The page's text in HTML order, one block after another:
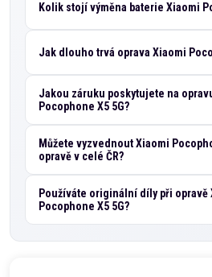
Kolik stojí výměna baterie Xiaomi
Jak dlouho trvá oprava Xiaomi
Jakou záruku poskytujete na
Pocophone X5 5G?
Můžete vyzvednout Xiaomi
opravě v celé ČR?
Používáte originální díly při opravě
Pocophone X5 5G?